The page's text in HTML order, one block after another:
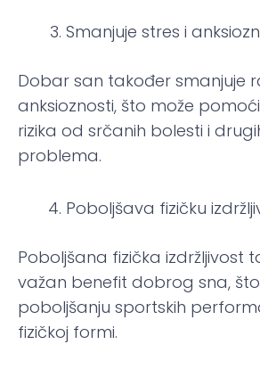
Smanjuje stres i
Dobar san također smanjuje
anksioznosti, što može
rizika od srčanih bolesti i
problema.
Poboljšava fizičku
Poboljšana fizička izdržljivost
važan benefit dobrog sna,
poboljšanju sportskih
fizičkoj formi.